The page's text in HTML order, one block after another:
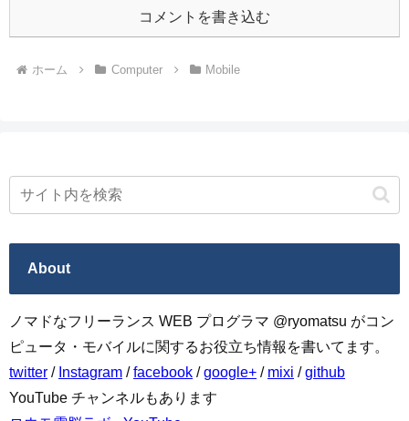
コメントを書き込む
ホーム Computer Mobile
About
ノマドなフリーランス WEB プログラマ @ryomatsu がコン
ピュータ・モバイルに関するお役立ち情報を書いてます。
twitter / Instagram /facebook /google+ / mixi /github
YouTube チャンネルもあります